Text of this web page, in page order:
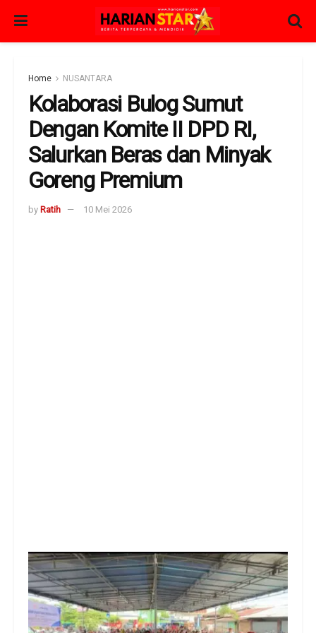
Home NUSANTARA
Kolaborasi Bulog Sumut
Dengan Komite II DPD RI,
Salurkan Beras dan Minyak
Goreng Premium
by Ratih 10 Mei 2026